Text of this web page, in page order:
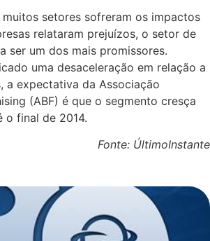
muitos setores sofreram os impactos
relataram prejuízos, o setor de
ser um dos mais promissores.
uma desaceleração em relação a
a expectativa da Associação
(ABF) é que o segmento cresça
o final de 2014.
Fonte: ÚltimoInstante